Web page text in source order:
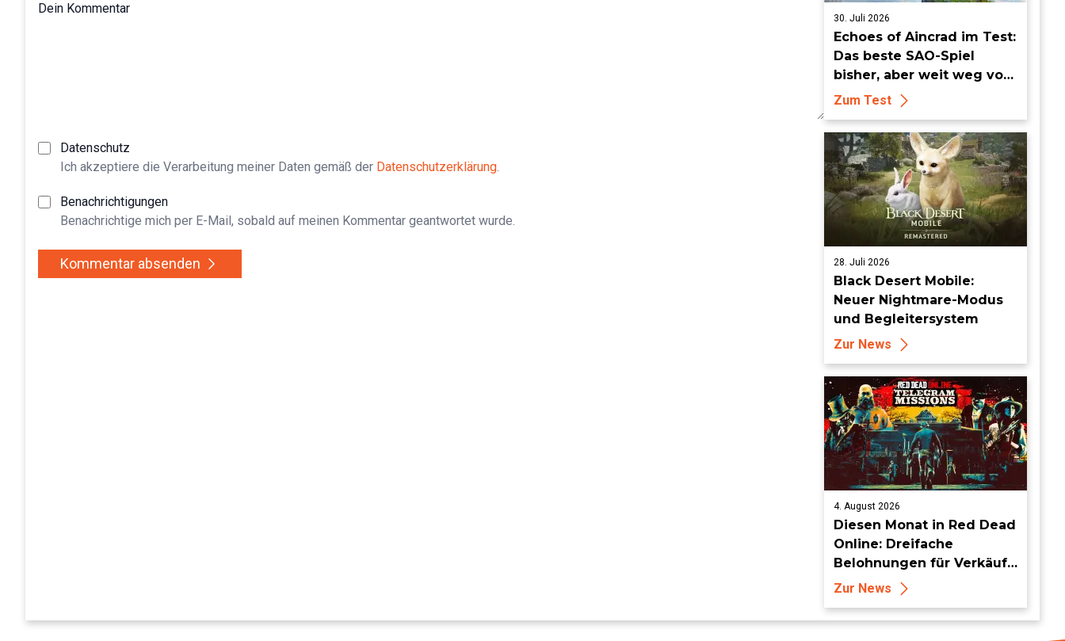
Dein Kommentar
Datenschutz
Ich akzeptiere die Verarbeitung meiner Daten gemäß der Datenschutzerklärung.
Benachrichtigungen
Benachrichtige mich per E-Mail, sobald auf meinen Kommentar geantwortet wurde.
Kommentar absenden
30. Juli 2026
Echoes of Aincrad im Test:
Das beste SAO-Spiel
bisher, aber weit weg vom
Meisterwerk
Zum Test
28. Juli 2026
Black Desert Mobile:
Neuer Nightmare-Modus
und Begleitersystem
Zur News
4. August 2026
Diesen Monat in Red Dead
Online: Dreifache
Belohnungen für Verkäufe
von Sammlersätzen und
das Entdecken von
Sammlerstücken, in
Zur News